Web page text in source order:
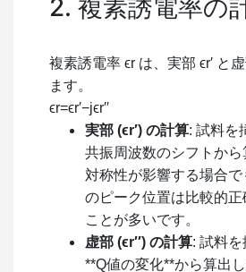
2. 複素誘電率の
複素誘電率 ϵr は、実部 ϵr′ と
ます。
ϵr=ϵr′−jϵr′′
実部 (ϵr′) の計算: 試料を
共振周波数のシフトか
対称性が影響する場合
のピーク位置は比較的正
ことが多いです。
虚部 (ϵr′′) の計算: 試料
**Q値の変化**から算出